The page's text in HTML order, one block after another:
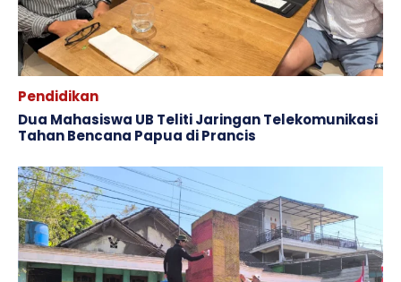
Pendidikan
Dua Mahasiswa UB Teliti Jaringan Telekomunikasi
Tahan Bencana Papua di Prancis